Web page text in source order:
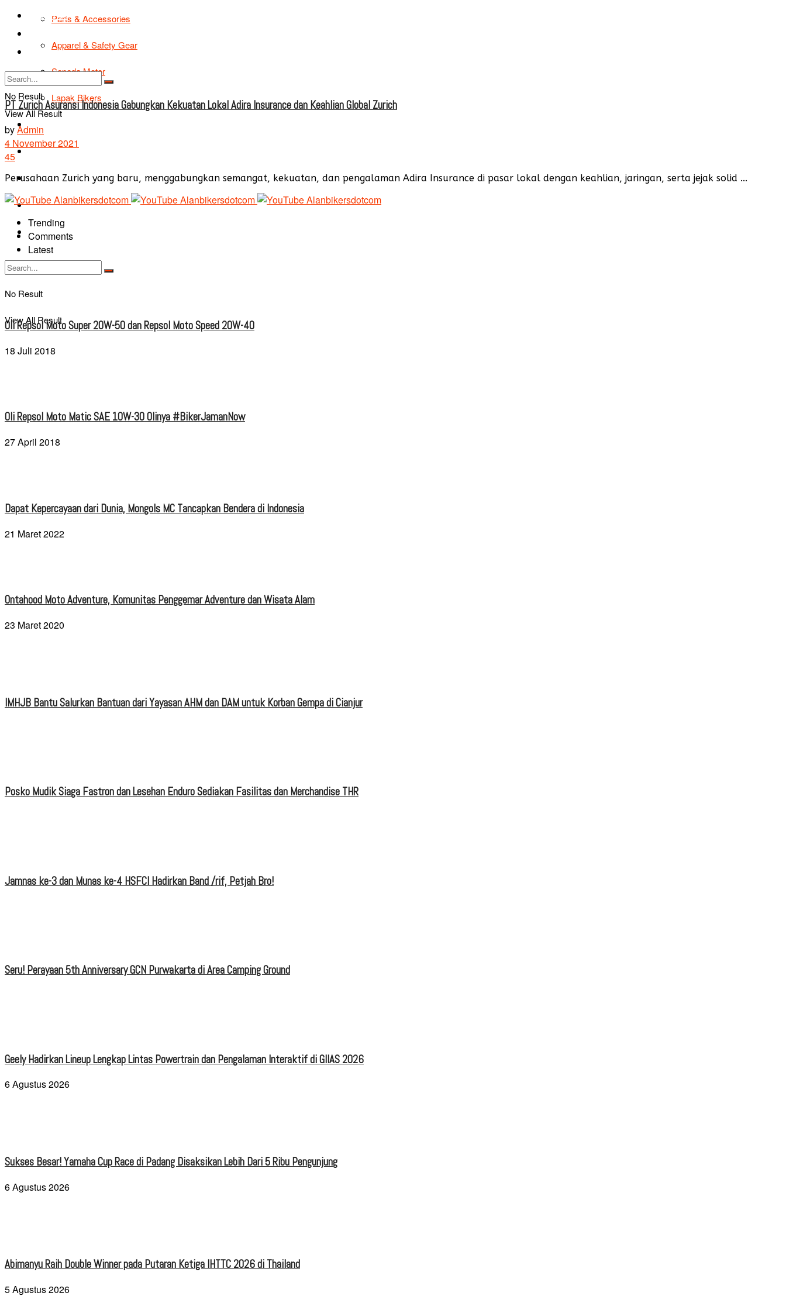
Parts & Accessories
Apparel & Safety Gear
Sepeda Motor
Lapak Bikers
Agenda
Road Safety
TIPS & TRIK
Bikers Cars
Tentang Kami
No Result
View All Result
TIPS & TRIK
Tentang Kami
No Result
View All Result
PT Zurich Asuransi Indonesia Gabungkan Kekuatan Lokal Adira Insurance dan Keahlian Global Zurich
byAdmin
4 November 2021
45
Perusahaan Zurich yang baru, menggabungkan semangat, kekuatan, dan pengalaman Adira Insurance di pasar lokal dengan keahlian, jaringan, serta jejak solid ...
Trending
Comments
Latest
Oli Repsol Moto Super 20W-50 dan Repsol Moto Speed 20W-40
18 Juli 2018
Oli Repsol Moto Matic SAE 10W-30 Olinya #BikerJamanNow
27 April 2018
Dapat Kepercayaan dari Dunia, Mongols MC Tancapkan Bendera di Indonesia
21 Maret 2022
Ontahood Moto Adventure, Komunitas Penggemar Adventure dan Wisata Alam
23 Maret 2020
IMHJB Bantu Salurkan Bantuan dari Yayasan AHM dan DAM untuk Korban Gempa di Cianjur
Posko Mudik Siaga Fastron dan Lesehan Enduro Sediakan Fasilitas dan Merchandise THR
Jamnas ke-3 dan Munas ke-4 HSFCI Hadirkan Band /rif, Petjah Bro!
Seru! Perayaan 5th Anniversary GCN Purwakarta di Area Camping Ground
Geely Hadirkan Lineup Lengkap Lintas Powertrain dan Pengalaman Interaktif di GIIAS 2026
6 Agustus 2026
Sukses Besar! Yamaha Cup Race di Padang Disaksikan Lebih Dari 5 Ribu Pengunjung
6 Agustus 2026
Abimanyu Raih Double Winner pada Putaran Ketiga IHTTC 2026 di Thailand
5 Agustus 2026